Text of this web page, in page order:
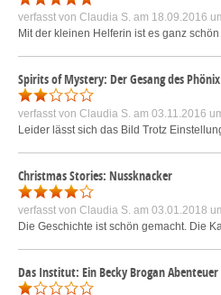
verfasst von Claudia S. am 18.09.2016
Mit der kleinen Helferin ist es ganz
Spirits of Mystery: Der Gesang des Phönix
verfasst von Claudia S. am 03.11.2016
Leider lässt sich das Bild Trotz
Christmas Stories: Nussknacker
verfasst von Claudia S. am 03.01.2018
Die Geschichte ist schön gemacht. Die
Das Institut: Ein Becky Brogan Abenteuer